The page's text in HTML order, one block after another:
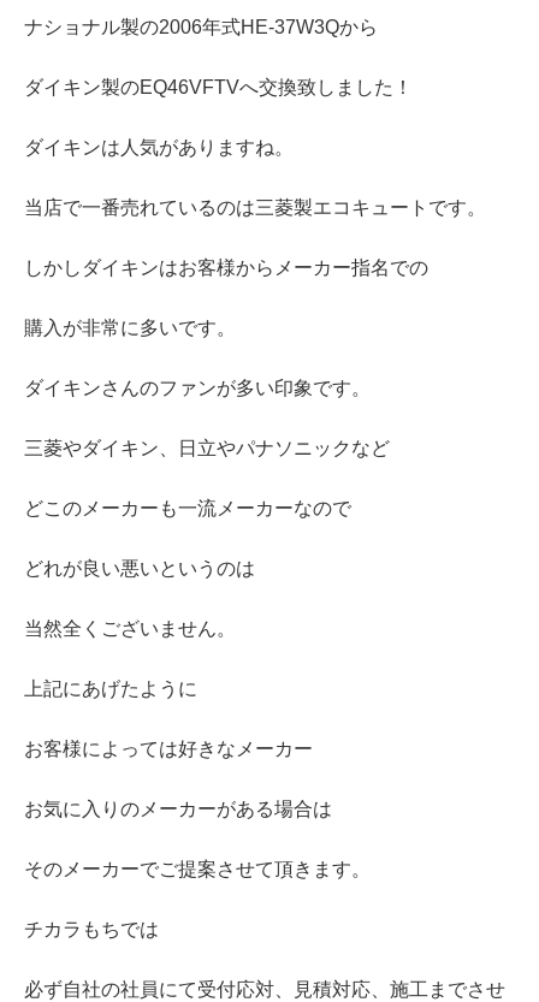
ナショナル製の2006年式HE-37W3Qから
ダイキン製のEQ46VFTVへ交換致しました！
ダイキンは人気がありますね。
当店で一番売れているのは三菱製エコキュートです。
しかしダイキンはお客様からメーカー指名での
購入が非常に多いです。
ダイキンさんのファンが多い印象です。
三菱やダイキン、日立やパナソニックなど
どこのメーカーも一流メーカーなので
どれが良い悪いというのは
当然全くございません。
上記にあげたように
お客様によっては好きなメーカー
お気に入りのメーカーがある場合は
そのメーカーでご提案させて頂きます。
チカラもちでは
必ず自社の社員にて受付応対、見積対応、施工までさせ